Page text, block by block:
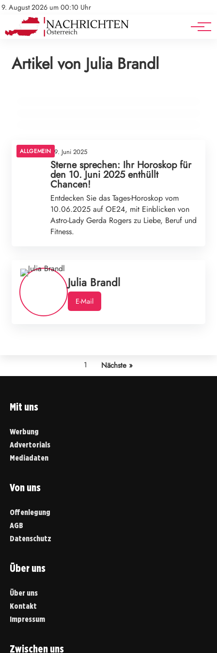
9. August 2026 um 00:10 Uhr
Mediadaten
Werbung
Stellenangebote
Veranstaltungen
Artikel von Julia Brandl
Großeinsatz der Feuerwehr: Vollbrand in
17. Februar 2026
Bluttat bei Jugend-Eishockeyspiel: Drei Tote
16. Februar 2026
ALLGEMEIN09. Juni 2025
Sterne sprechen: Ihr Horoskop für
den 10. Juni 2025 enthüllt
Chancen!
Entdecken Sie das Tages-Horoskop vom
10.06.2025 auf OE24, mit Einblicken von
Astro-Lady Gerda Rogers zu Liebe, Beruf und
Fitness.
Julia Brandl
E-Mail
1 Nächste »
Mit uns
Werbung
Advertorials
Mediadaten
Von uns
Offenlegung
AGB
Datenschutz
Über uns
Über uns
Kontakt
Impressum
Zwischen uns